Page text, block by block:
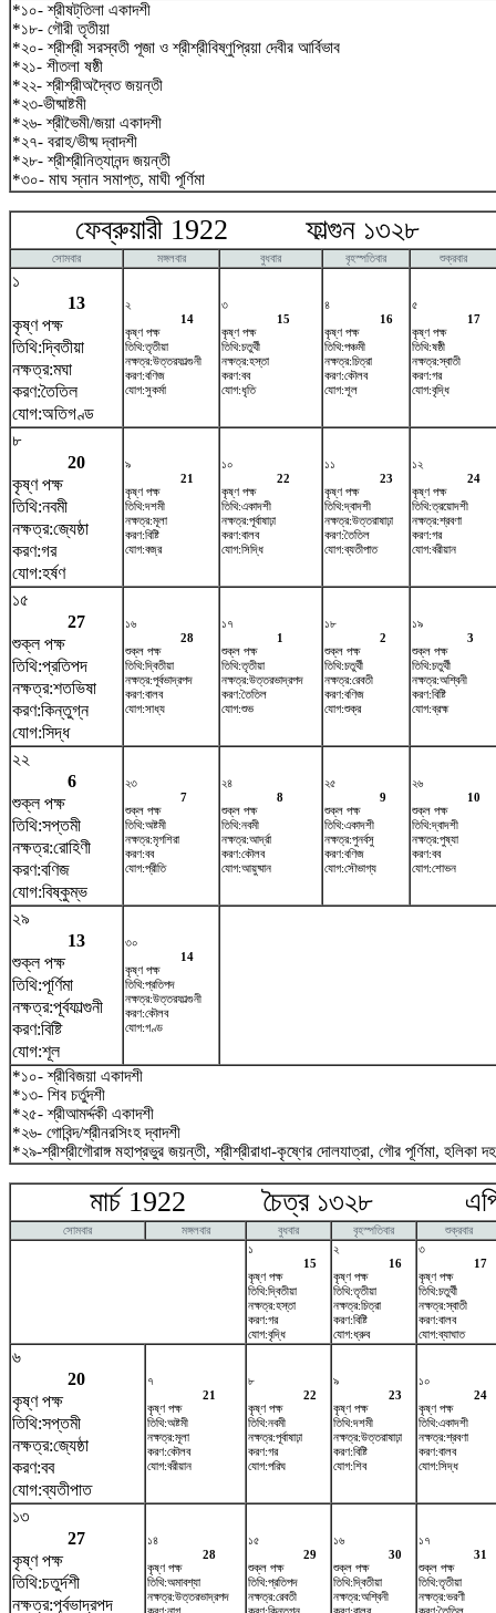
*১০- শ্রীষট্‌তিলা একাদশী
*১৮- গৌরী তৃতীয়া
*২০- শ্রীশ্রী সরস্বতী পূজা ও শ্রীশ্রীবিষ্ণুপ্রিয়া দেবীর আর্বিভাব
*২১- শীতলা ষষ্ঠী
*২২- শ্রীশ্রীঅদ্বৈত জয়ন্তী
*২৩-ভীষ্মাষ্টমী
*২৬- শ্রীভৈমী/জয়া একাদশী
*২৭- বরাহ/ভীষ্ম দ্বাদশী
*২৮- শ্রীশ্রীনিত্যানন্দ জয়ন্তী
*৩০- মাঘ স্নান সমাপ্ত, মাঘী পূর্ণিমা
ফেব্রুয়ারী 1922 ফাল্গুন ১৩২৮
সোমবার মঙ্গলবার বুধবার বৃহস্পতিবার শুক্রবার
১
13
কৃষ্ণ পক্ষ
তিথি:দ্বিতীয়া
নক্ষত্র:মঘা
করণ:তৈতিল
যোগ:অতিগণ্ড
২
14
কৃষ্ণ পক্ষ
তিথি:তৃতীয়া
নক্ষত্র:উত্তরফাল্গুনী
করণ:বণিজ
যোগ:সুকর্মা
৩
15
কৃষ্ণ পক্ষ
তিথি:চতুর্থী
নক্ষত্র:হস্তা
করণ:বব
যোগ:ধৃতি
৪
16
কৃষ্ণ পক্ষ
তিথি:পঞ্চমী
নক্ষত্র:চিত্রা
করণ:কৌলব
যোগ:শূল
৫
17
কৃষ্ণ পক্ষ
তিথি:ষষ্ঠী
নক্ষত্র:স্বাতী
করণ:গর
যোগ:বৃদ্ধি
৮
20
কৃষ্ণ পক্ষ
তিথি:নবমী
নক্ষত্র:জ্যেষ্ঠা
করণ:গর
যোগ:হর্ষণ
৯
21
কৃষ্ণ পক্ষ
তিথি:দশমী
নক্ষত্র:মূলা
করণ:বিষ্টি
যোগ:বজ্র
১০
22
কৃষ্ণ পক্ষ
তিথি:একাদশী
নক্ষত্র:পূর্বাষাঢ়া
করণ:বালব
যোগ:সিদ্ধি
১১
23
কৃষ্ণ পক্ষ
তিথি:দ্বাদশী
নক্ষত্র:উত্তরাষাঢ়া
করণ:তৈতিল
যোগ:ব্যতীপাত
১২
24
কৃষ্ণ পক্ষ
তিথি:ত্রয়োদশী
নক্ষত্র:শ্রবণা
করণ:গর
যোগ:বরীয়ান
১৫
27
শুক্ল পক্ষ
তিথি:প্রতিপদ
নক্ষত্র:শতভিষ‌া
করণ:কিন্তুগ্ন
যোগ:সিদ্ধ
১৬
28
শুক্ল পক্ষ
তিথি:দ্বিতীয়া
নক্ষত্র:পূর্বভাদ্রপদ
করণ:বালব
যোগ:সাধ্য
১৭
1
শুক্ল পক্ষ
তিথি:তৃতীয়া
নক্ষত্র:উত্তরভাদ্রপদ
করণ:তৈতিল
যোগ:শুভ
১৮
2
শুক্ল পক্ষ
তিথি:চতুর্থী
নক্ষত্র:রেবতী
করণ:বণিজ
যোগ:শুক্র
১৯
3
শুক্ল পক্ষ
তিথি:চতুর্থী
নক্ষত্র:অশ্বিনী
করণ:বিষ্টি
যোগ:ব্রহ্ম
২২
6
শুক্ল পক্ষ
তিথি:সপ্তমী
নক্ষত্র:রোহিণী
করণ:বণিজ
যোগ:বিষ্কুম্ভ
২৩
7
শুক্ল পক্ষ
তিথি:অষ্টমী
নক্ষত্র:মৃগশিরা
করণ:বব
যোগ:প্রীতি
২৪
8
শুক্ল পক্ষ
তিথি:নবমী
নক্ষত্র:আর্দ্রা
করণ:কৌলব
যোগ:আয়ুষ্মান
২৫
9
শুক্ল পক্ষ
তিথি:একাদশী
নক্ষত্র:পুনর্বসু
করণ:বণিজ
যোগ:সৌভাগ্য
২৬
10
শুক্ল পক্ষ
তিথি:দ্বাদশী
নক্ষত্র:পুষ্যা
করণ:বব
যোগ:শোভন
২৯
13
শুক্ল পক্ষ
তিথি:পূর্ণিমা
নক্ষত্র:পূর্বফাল্গুনী
করণ:বিষ্টি
যোগ:শূল
৩০
14
কৃষ্ণ পক্ষ
তিথি:প্রতিপদ
নক্ষত্র:উত্তরফাল্গুনী
করণ:কৌলব
যোগ:গণ্ড
*১০- শ্রীবিজয়া একাদশী
*১৩- শিব চর্তুদশী
*২৫- শ্রীআমর্দ্দকী একাদশী
*২৬- গোবিন্দ/শ্রীনরসিংহ দ্বাদশী
*২৯-শ্রীশ্রীগৌরাঙ্গ মহাপ্রভুর জয়ন্তী, শ্রীশ্রীরাধা-কৃষ্ণের দোলযাত্রা, গৌর পূর্ণিমা, হলিকা
মার্চ 1922 চৈত্র ১৩২৮
সোমবার মঙ্গলবার বুধবার বৃহস্পতিবার
শুক্রবার
১
15
কৃষ্ণ পক্ষ
তিথি:দ্বিতীয়া
নক্ষত্র:হস্তা
করণ:গর
যোগ:বৃদ্ধি
২
16
কৃষ্ণ পক্ষ
তিথি:তৃতীয়া
নক্ষত্র:চিত্রা
করণ:বিষ্টি
যোগ:ধ্রুব
৩
17
কৃষ্ণ পক্ষ
তিথি:চতুর্থী
নক্ষত্র:স্বাতী
করণ:বালব
যোগ:ব্যাঘাত
৬
20
কৃষ্ণ পক্ষ
তিথি:সপ্তমী
নক্ষত্র:জ্যেষ্ঠা
করণ:বব
যোগ:ব্যতীপাত
৭
21
কৃষ্ণ পক্ষ
তিথি:অষ্টমী
নক্ষত্র:মূলা
করণ:কৌলব
যোগ:বরীয়ান
৮
22
কৃষ্ণ পক্ষ
তিথি:নবমী
নক্ষত্র:পূর্বাষাঢ়া
করণ:গর
যোগ:পরিঘ
৯
23
কৃষ্ণ পক্ষ
তিথি:দশমী
নক্ষত্র:উত্তরাষাঢ়া
করণ:বিষ্টি
যোগ:শিব
১০
24
কৃষ্ণ পক্ষ
তিথি:একাদশী
নক্ষত্র:শ্রবণা
করণ:বালব
যোগ:সিদ্ধ
১৩
27
কৃষ্ণ পক্ষ
তিথি:চতুর্দশী
নক্ষত্র:পূর্বভাদ্রপদ
১৪
28
কৃষ্ণ পক্ষ
তিথি:অমাবশ্যা
নক্ষত্র:উত্তরভাদ্রপদ
১৫
29
শুক্ল পক্ষ
তিথি:প্রতিপদ
নক্ষত্র:রেবতী
১৬
30
শুক্ল পক্ষ
তিথি:দ্বিতীয়া
নক্ষত্র:অশ্বিনী
১৭
31
শুক্ল পক্ষ
তিথি:তৃতীয়া
নক্ষত্র:ভরণী